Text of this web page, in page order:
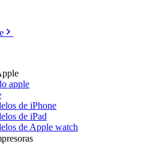
apple
de iPhone
de iPad
de Apple watch